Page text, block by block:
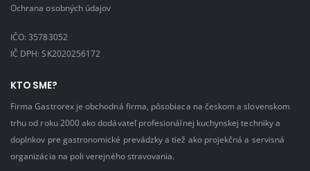
Ochrana osobných údajov
IČO: 35783052
IČ DPH: SK2020256172
KTO SME?
Firma Gastrorex je obchodná firma, pôsobiaca na českom a slovenskom
trhu od roku 2000 ako dodávateľ profesionálnej kuchynskej techniky a
doplnkov pre gastronomické prevádzky a tiež ako projekčná a servisná
organizácia na poli verejného stravovania.